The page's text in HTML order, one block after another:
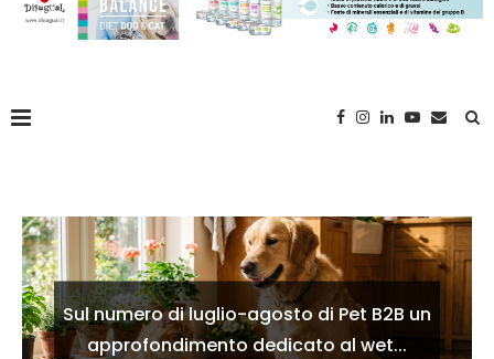
Sul numero di luglio-agosto di Pet B2B un
approfondimento dedicato al wet...